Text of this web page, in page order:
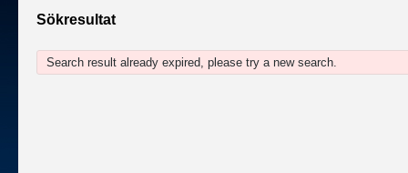
Sökresultat
Search result already expired, please try a new search.